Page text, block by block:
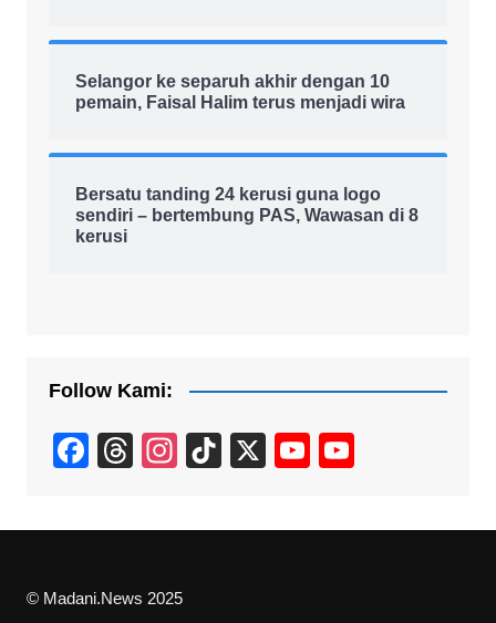
Selangor ke separuh akhir dengan 10
pemain, Faisal Halim terus menjadi wira
Bersatu tanding 24 kerusi guna logo
sendiri – bertembung PAS, Wawasan di 8
kerusi
Follow Kami:
F
c
b
T
e
d
In
a
a
Ti
T
X
Y
u
u
© Madani.News 2025